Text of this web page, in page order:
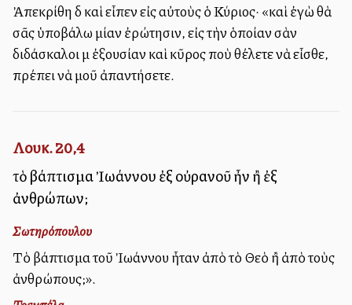
Ἀπεκρίθη δὲ καὶ εἶπεν εἰς αὐτοὺς ὁ Κύριος· «καὶ ἐγὼ θὰ
σᾶς ὑποβάλω μίαν ἐρώτησιν, εἰς τὴν ὁποίαν σὰν
διδάσκαλοι μὲ ἐξουσίαν καὶ κῦρος ποὺ θέλετε νὰ εἶσθε,
πρέπει νὰ μοῦ ἀπαντήσετε.
Λουκ. 20,4
τὸ βάπτισμα Ἰωάννου ἐξ οὐρανοῦ ἦν ἢ ἐξ
ἀνθρώπων;
Σωτηρόπουλου
Τὸ βάπτισμα τοῦ Ἰωάννου ἦταν ἀπὸ τὸ Θεὸ ἢ ἀπὸ τοὺς
ἀνθρώπους;».